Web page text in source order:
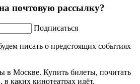
почтовую рассылку?
Подписаться
писать о предстоящих событиях
в Москве. Купить билеты, почитать
в каких кинотеатрах идёт.